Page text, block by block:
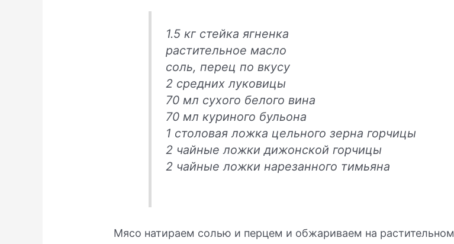
1.5 кг стейка ягненка
растительное масло
соль, перец по вкусу
2 средних луковицы
70 мл сухого белого вина
70 мл куриного бульона
1 столовая ложка цельного зерна горчицы
2 чайные ложки дижонской горчицы
2 чайные ложки нарезанного тимьяна
Мясо натираем солью и перцем и обжариваем на растительном